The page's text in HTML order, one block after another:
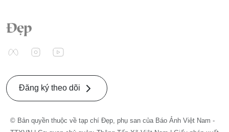
Đăng ký theo dõi
© Bản quyền thuộc về tạp chí Đẹp, phụ san của Báo Ảnh Việt Nam -